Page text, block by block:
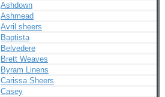
Ashdown
Ashmead
Avril sheers
Baptista
Belvedere
Brett Weaves
Byram Linens
Carissa Sheers
Casey